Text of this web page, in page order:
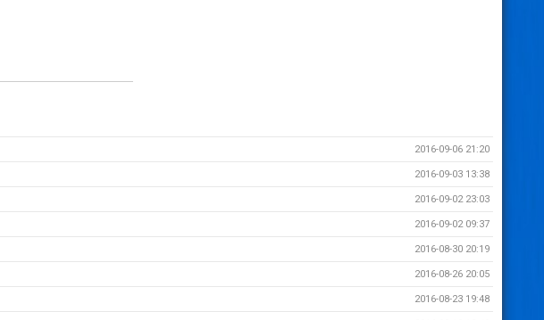
2016-09-06 21:20
2016-09-03 13:38
2016-09-02 23:03
2016-09-02 09:37
2016-08-30 20:19
2016-08-26 20:05
2016-08-23 19:48